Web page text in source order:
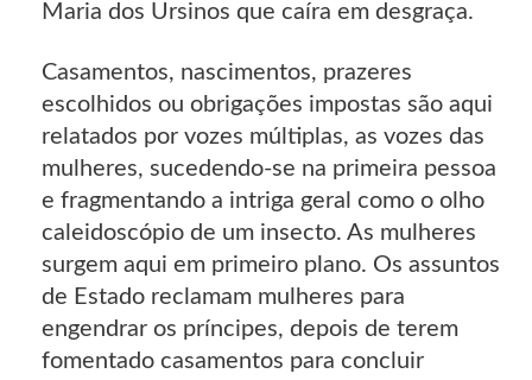
Maria dos Ursinos que caíra em desgraça.
Casamentos, nascimentos, prazeres
escolhidos ou obrigações impostas são aqui
relatados por vozes múltiplas, as vozes das
mulheres, sucedendo-se na primeira pessoa
e fragmentando a intriga geral como o olho
caleidoscópio de um insecto. As mulheres
surgem aqui em primeiro plano. Os assuntos
de Estado reclamam mulheres para
engendrar os príncipes, depois de terem
fomentado casamentos para concluir